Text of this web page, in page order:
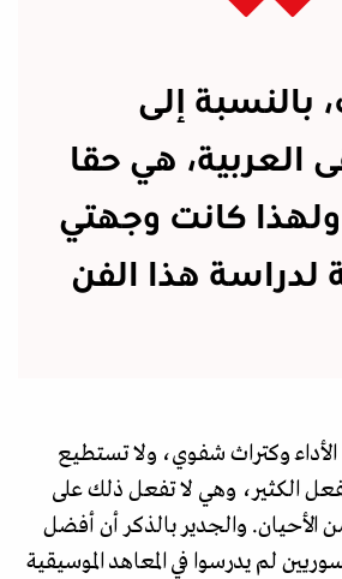
بالنسبة إلى
العربية، هي حقا
ولهذا كانت وجهتي
لدراسة هذا الفن
وكتراث شفوي، ولا تستطيع
تفعل الكثير، وهي لا تفعل ذلك على
الأحيان. والجدير بالذكر أن أفضل
لم يدرسوا في المعاهد الموسيقية